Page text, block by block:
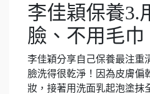
李佳穎保養3.
臉、不用毛巾
李佳穎分享自己保養最注重
臉洗得很乾淨！因為皮膚偏
妝，接著用洗面乳起泡塗抹